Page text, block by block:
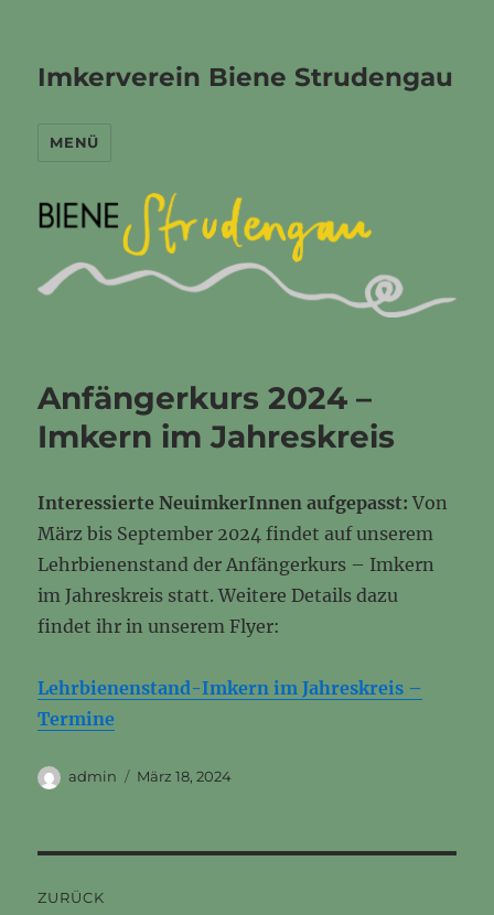
Imkerverein Biene Strudengau
MENÜ
Anfängerkurs 2024 –
Imkern im Jahreskreis
Interessierte NeuimkerInnen aufgepasst: Von
März bis September 2024 findet auf unserem
Lehrbienenstand der Anfängerkurs – Imkern
im Jahreskreis statt. Weitere Details dazu
findet ihr in unserem Flyer:
Lehrbienenstand-Imkern im Jahreskreis –
Termine
Autor
admin
Veröffentlicht
März 18, 2024
ZURÜCK